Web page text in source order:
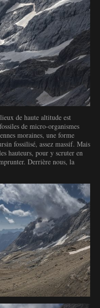
de haute altitude est
de micro-organismes
moraines, une forme
fossilisé, assez massif. Mais
hauteurs, pour y scruter en
Derrière nous, la